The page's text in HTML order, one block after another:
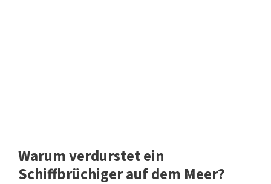
Warum verdurstet ein
Schiffbrüchiger auf dem Meer?